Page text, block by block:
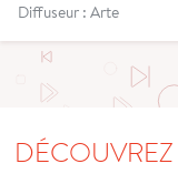
Diffuseur : Arte